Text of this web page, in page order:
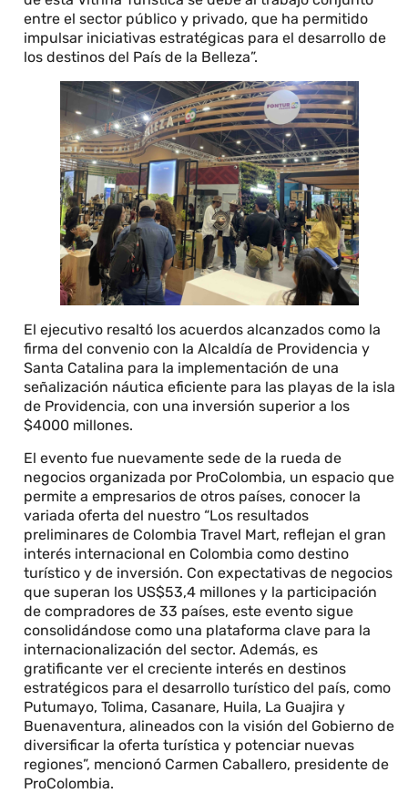
entre el sector público y privado, que ha permitido
impulsar iniciativas estratégicas para el desarrollo de
los destinos del País de la Belleza”.
El ejecutivo resaltó los acuerdos alcanzados como la
firma del convenio con la Alcaldía de Providencia y
Santa Catalina para la implementación de una
señalización náutica eficiente para las playas de la isla
de Providencia, con una inversión superior a los
$4000 millones.
El evento fue nuevamente sede de la rueda de
negocios organizada por ProColombia, un espacio que
permite a empresarios de otros países, conocer la
variada oferta del nuestro “Los resultados
preliminares de Colombia Travel Mart, reflejan el gran
interés internacional en Colombia como destino
turístico y de inversión. Con expectativas de negocios
que superan los US$53,4 millones y la participación
de compradores de 33 países, este evento sigue
consolidándose como una plataforma clave para la
internacionalización del sector. Además, es
gratificante ver el creciente interés en destinos
estratégicos para el desarrollo turístico del país, como
Putumayo, Tolima, Casanare, Huila, La Guajira y
Buenaventura, alineados con la visión del Gobierno de
diversificar la oferta turística y potenciar nuevas
regiones”, mencionó Carmen Caballero, presidente de
ProColombia.